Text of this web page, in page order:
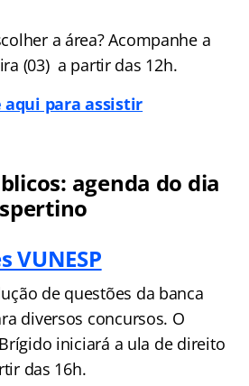
a área? Acompanhe a
(03) a partir das 12h.
aqui para assistir
agenda do dia
VUNESP
de questões da banca
diversos concursos. O
iniciará a ula de direito
das 16h.